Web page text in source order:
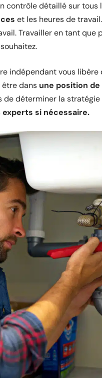
contrôle détaillé sur
et les heures de
Travailler en tant que
indépendant vous libère
dans une position
déterminer la
experts si nécessaire.